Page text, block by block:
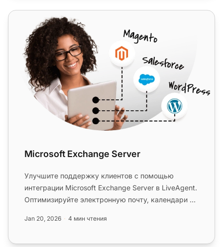
Microsoft Exchange Server
Microsoft Exchange Server
Улучшите поддержку клиентов с помощью
интеграции Microsoft Exchange Server в LiveAgent.
Оптимизируйте электронную почту, календари и
Jan 20, 2026 4 мин чтения